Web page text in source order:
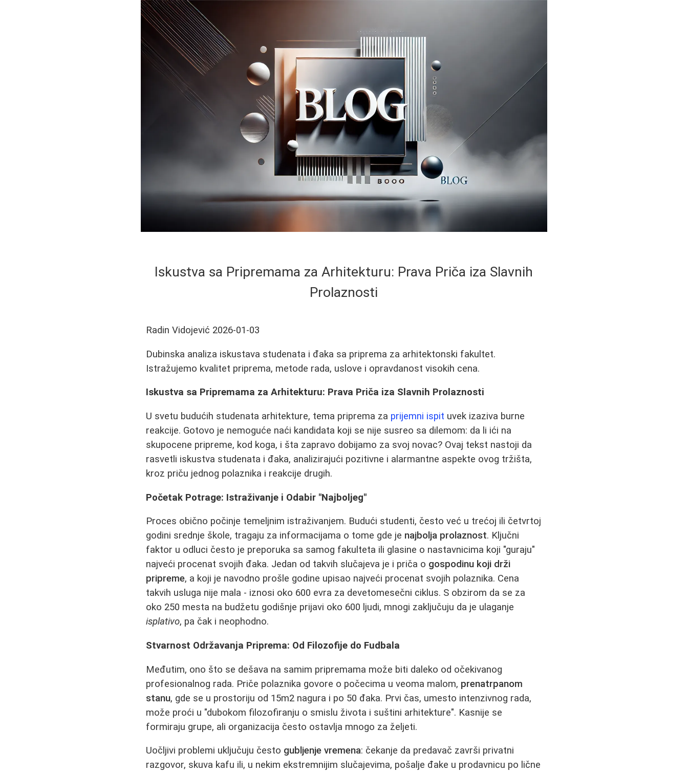
Iskustva sa Pripremama za Arhitekturu: Prava Priča iza Slavnih
Prolaznosti
Radin Vidojević 2026-01-03
Dubinska analiza iskustava studenata i đaka sa priprema za arhitektonski fakultet.
Istražujemo kvalitet priprema, metode rada, uslove i opravdanost visokih cena.
Iskustva sa Pripremama za Arhitekturu: Prava Priča iza Slavnih Prolaznosti
U svetu budućih studenata arhitekture, tema priprema za prijemni ispit uvek izaziva burne
reakcije. Gotovo je nemoguće naći kandidata koji se nije susreo sa dilemom: da li ići na
skupocene pripreme, kod koga, i šta zapravo dobijamo za svoj novac? Ovaj tekst nastoji da
rasvetli iskustva studenata i đaka, analizirajući pozitivne i alarmantne aspekte ovog tržišta,
kroz priču jednog polaznika i reakcije drugih.
Početak Potrage: Istraživanje i Odabir "Najboljeg"
Proces obično počinje temeljnim istraživanjem. Budući studenti, često već u trećoj ili četvrtoj
godini srednje škole, tragaju za informacijama o tome gde je najbolja prolaznost. Ključni
faktor u odluci često je preporuka sa samog fakulteta ili glasine o nastavnicima koji "guraju"
najveći procenat svojih đaka. Jedan od takvih slučajeva je i priča o gospodinu koji drži
pripreme, a koji je navodno prošle godine upisao najveći procenat svojih polaznika. Cena
takvih usluga nije mala - iznosi oko 600 evra za devetomesečni ciklus. S obzirom da se za
oko 250 mesta na budžetu godišnje prijavi oko 600 ljudi, mnogi zaključuju da je ulaganje
isplativo, pa čak i neophodno.
Stvarnost Održavanja Priprema: Od Filozofije do Fudbala
Međutim, ono što se dešava na samim pripremama može biti daleko od očekivanog
profesionalnog rada. Priče polaznika govore o počecima u veoma malom, prenatrpanom
stanu, gde se u prostoriju od 15m2 nagura i po 50 đaka. Prvi čas, umesto intenzivnog rada,
može proći u "dubokom filozofiranju o smislu života i suštini arhitekture". Kasnije se
formiraju grupe, ali organizacija često ostavlja mnogo za željeti.
Uočljivi problemi uključuju često gubljenje vremena: čekanje da predavač završi privatni
razgovor, skuva kafu ili, u nekim ekstremnijim slučajevima, pošalje đake u prodavnicu po lične